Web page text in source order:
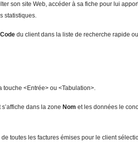
son site Web, accéder à sa fiche pour lui
statistiques.
Code du client dans la liste de recherche rapide
touche <Entrée> ou <Tabulation>.
dans la zone Nom et les données le
de toutes les factures émises pour le client